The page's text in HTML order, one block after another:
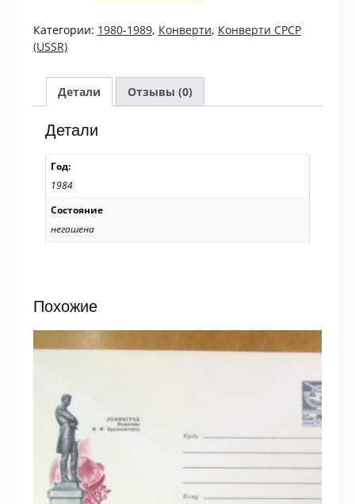
СССР
1984.
Памятник
Крузенштерну
/k201
Категории: 1980-1989, Конверти, Конверти СРСР
(USSR)
Детали Отзывы (0)
Детали
Год:
1984
Состояние
негашена
Похожие